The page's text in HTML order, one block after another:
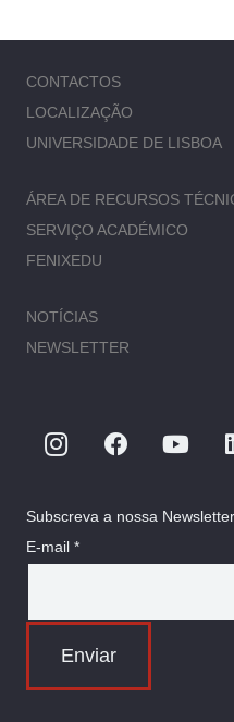
CONTACTOS
LOCALIZAÇÃO
UNIVERSIDADE DE LISBOA
ÁREA DE RECURSOS
SERVIÇO ACADÉMICO
FENIXEDU
NOTÍCIAS
NEWSLETTER
Subscreva a nossa
E-mail *